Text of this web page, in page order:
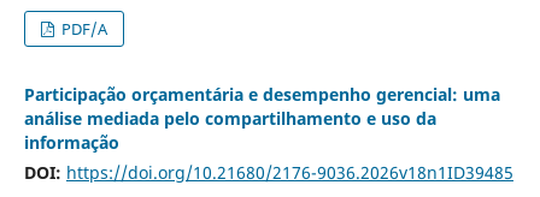
PDF/A
Participação orçamentária e desempenho gerencial: uma
análise mediada pelo compartilhamento e uso da
informação
DOI: https://doi.org/10.21680/2176-9036.2026v18n1ID39485